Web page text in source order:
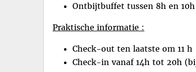
Ontbijtbuffet tussen 8h en 10h
Praktische informatie :
Check-out ten laatste om 11 h
Check-in vanaf 14h tot 20h